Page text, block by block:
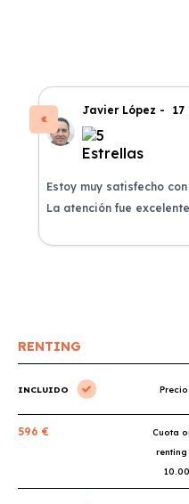
Javier López - 17
Estoy muy satisfecho
La atención fue
RENTING
INCLUIDO
596 €
Cuota